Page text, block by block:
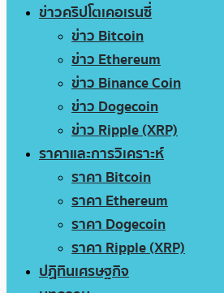
ข่าวคริปโตเคอเรนซี่
ข่าว Bitcoin
ข่าว Ethereum
ข่าว Binance Coin
ข่าว Dogecoin
ข่าว Ripple (XRP)
ราคาและการวิเคราะห์
ราคา Bitcoin
ราคา Ethereum
ราคา Dogecoin
ราคา Ripple (XRP)
ปฏิทินเศรษฐกิจ